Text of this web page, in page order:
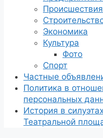
Происшествия
Экономика
Культура
Фото
Спорт
Частные
Политика в
персональных
История в
Театральной